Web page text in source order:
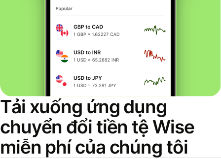
Tải xuống ứng dụng
chuyển đổi tiền tệ Wise
miễn phí của chúng tôi